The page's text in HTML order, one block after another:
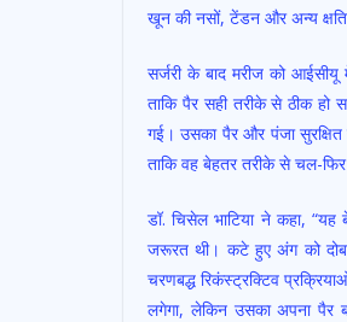
खून की नसों, टेंडन और अन्य
सर्जरी के बाद मरीज को आईसीयू
ताकि पैर सही तरीके से ठीक
गई। उसका पैर और पंजा
ताकि वह बेहतर तरीके से चल-
डॉ. चिसेल भाटिया ने कहा, “यह
जरूरत थी। कटे हुए अंग को
चरणबद्ध रिकंस्ट्रक्टिव
लगेगा, लेकिन उसका अपना पैर